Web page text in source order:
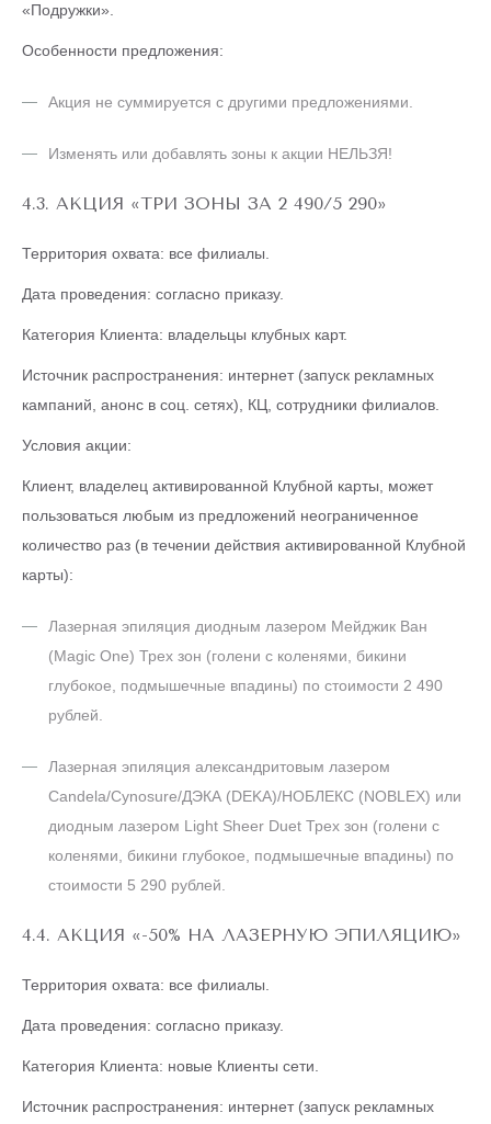
«Подружки».
Особенности предложения:
Акция не суммируется с другими предложениями.
Изменять или добавлять зоны к акции НЕЛЬЗЯ!
4.3. АКЦИЯ «ТРИ ЗОНЫ ЗА 2 490/5 290»
Территория охвата: все филиалы.
Дата проведения: согласно приказу.
Категория Клиента: владельцы клубных карт.
Источник распространения: интернет (запуск рекламных
кампаний, анонс в соц. сетях), КЦ, сотрудники филиалов.
Условия акции:
Клиент, владелец активированной Клубной карты, может
пользоваться любым из предложений неограниченное
количество раз (в течении действия активированной Клубной
карты):
Лазерная эпиляция диодным лазером Мейджик Ван
(Magic One) Трех зон (голени с коленями, бикини
глубокое, подмышечные впадины) по стоимости 2 490
рублей.
Лазерная эпиляция александритовым лазером
Candela/Cynosure/ДЭКА (DEKA)/НОБЛЕКС (NOBLEX) или
диодным лазером Light Sheer Duet Трех зон (голени с
коленями, бикини глубокое, подмышечные впадины) по
стоимости 5 290 рублей.
4.4. АКЦИЯ «-50% НА ЛАЗЕРНУЮ ЭПИЛЯЦИЮ»
Территория охвата: все филиалы.
Дата проведения: согласно приказу.
Категория Клиента: новые Клиенты сети.
Источник распространения: интернет (запуск рекламных